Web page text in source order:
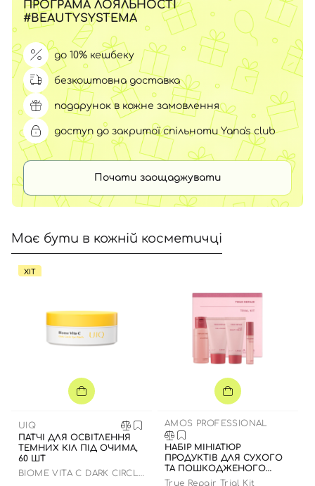
ПРОГРАМА ЛОЯЛЬНОСТІ
#BEAUTYSYSTEMA
до 10% кешбеку
безкоштовна доставка
подарунок в кожне замовлення
доступ до закритої спільноти Yana's club
Почати заощаджувати
Має бути в кожній косметичці
ХІТ
UIQ
ПАТЧІ ДЛЯ ОСВІТЛЕННЯ
ТЕМНИХ КІЛ ПІД ОЧИМА,
60 ШТ
BIOME VITA C DARK CIRCLE
AMOS PROFESSIONAL
НАБІР МІНІАТЮР
ПРОДУКТІВ ДЛЯ СУХОГО
ТА ПОШКОДЖЕНОГО
ВОЛОССЯ
True Repair Trial Kit